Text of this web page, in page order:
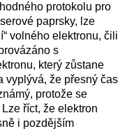
protokolu pro
paprsky, lze
volného elektronu, čili
s
který zůstane
vyplývá, že přesný čas
protože se
říct, že elektron
i pozdějším